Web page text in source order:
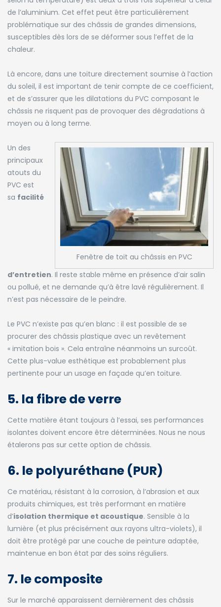
de l’aluminium. Cet effet peut être particulièrement
problématique sur des châssis de grandes dimensions,
susceptibles dès lors de se déformer sous l’effet de la
chaleur.
Là encore, dans une toiture directement soumise à l’action
du soleil, il est important de tenir compte de ce coefficient,
et de s’assurer que les dilatations du PVC composant le
châssis ne risquent pas de provoquer des dégradations à
moyen ou à long terme.
Fenêtre de toit au châssis en PVC
Un des
principaux
atouts du
PVC est
sa facilité
d’entretien. Il reste stable même en présence d’air salin
ou pollué, et ne demande qu’à être lavé régulièrement. Il
n’est pas nécessaire de le peindre.
Le PVC n’existe pas qu’en blanc : il est possible de se
procurer des châssis plastique avec un revêtement
« imitation bois ». Cela entraîne néanmoins un surcoût.
Cette plus-value esthétique est probablement plus
pertinente pour un usage en façade qu’en toiture.
5. la fibre de verre
Cette matière étant toujours à l’essai, ses performances
isolantes doivent encore être déterminées. Nous ne nous
étalerons pas sur cette option de châssis.
6. le polyuréthane (PUR)
Ce matériau, résistant à la corrosion, à l’abrasion et aux
produits chimiques, est très performant en matière
d’isolation thermique et acoustique. Sensible à la
lumière (et plus précisément aux rayons ultra-violets), il
doit être protégé par une couche de peinture adaptée,
maintenue en bon état par des soins réguliers.
7. le composite
Sur le marché apparaissent dernièrement des châssis